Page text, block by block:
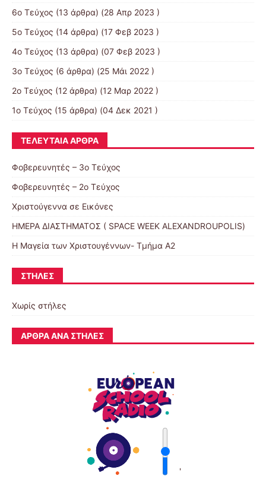
6ο Τεύχος (13 άρθρα) (28 Απρ 2023 )
5o Τεύχος (14 άρθρα) (17 Φεβ 2023 )
4o Τεύχος (13 άρθρα) (07 Φεβ 2023 )
3ο Τεύχος (6 άρθρα) (25 Μάι 2022 )
2o Τεύχος (12 άρθρα) (12 Μαρ 2022 )
1ο Τεύχος (15 άρθρα) (04 Δεκ 2021 )
ΤΕΛΕΥΤΑΊΑ ΆΡΘΡΑ
Φοβερευνητές – 3o Τεύχος
Φοβερευνητές – 2o Τεύχος
Χριστούγεννα σε Εικόνες
ΗΜΕΡΑ ΔΙΑΣΤΗΜΑΤΟΣ ( SPACE WEEK ALEXANDROUPOLIS)
Η Μαγεία των Χριστουγέννων- Τμήμα Α2
ΣΤΉΛΕΣ
Χωρίς στήλες
ΆΡΘΡΑ ΑΝΆ ΣΤΉΛΕΣ
'